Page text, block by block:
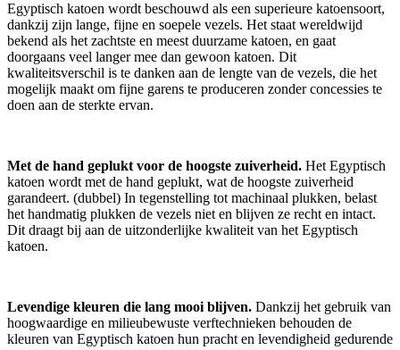
Egyptisch katoen wordt beschouwd als een superieure katoensoort,
dankzij zijn lange, fijne en soepele vezels. Het staat wereldwijd
bekend als het zachtste en meest duurzame katoen, en gaat
doorgaans veel langer mee dan gewoon katoen. Dit
kwaliteitsverschil is te danken aan de lengte van de vezels, die het
mogelijk maakt om fijne garens te produceren zonder concessies te
doen aan de sterkte ervan.
Met de hand geplukt voor de hoogste zuiverheid. Het Egyptisch
katoen wordt met de hand geplukt, wat de hoogste zuiverheid
garandeert. (dubbel) In tegenstelling tot machinaal plukken, belast
het handmatig plukken de vezels niet en blijven ze recht en intact.
Dit draagt bij aan de uitzonderlijke kwaliteit van het Egyptisch
katoen.
Levendige kleuren die lang mooi blijven. Dankzij het gebruik van
hoogwaardige en milieubewuste verftechnieken behouden de
kleuren van Egyptisch katoen hun pracht en levendigheid gedurende